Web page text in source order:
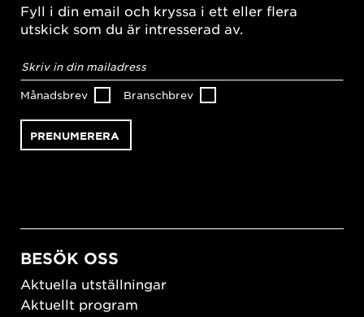
Fyll i din email och kryssa i ett eller flera
utskick som du är intresserad av.
postadress*
Månadsbrev Branschbrev
BESÖK OSS
Aktuella utställningar
Aktuellt program